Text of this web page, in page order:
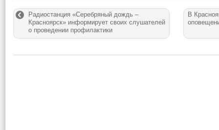
Радиостанция «Серебряный дождь –
Красноярск» информирует своих слушателей
о проведении профилактики
В